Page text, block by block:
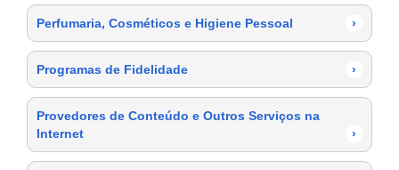
Perfumaria, Cosméticos e Higiene Pessoal ›
Programas de Fidelidade ›
Provedores de Conteúdo e Outros Serviços na
Internet
›